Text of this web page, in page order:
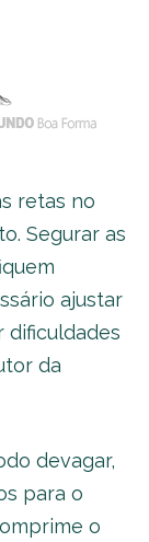
retas no
Segurar as
ajustar
dificuldades
da
devagar,
para o
o